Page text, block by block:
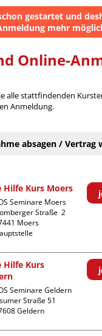
gestartet und
mehr
Online-
alle stattfindenden
Anmeldung.
absagen / Vertrag
Hilfe Kurs Moers
Seminare Moers
Straße  2
Moers
Hilfe Kurs
Seminare Geldern
Straße 51